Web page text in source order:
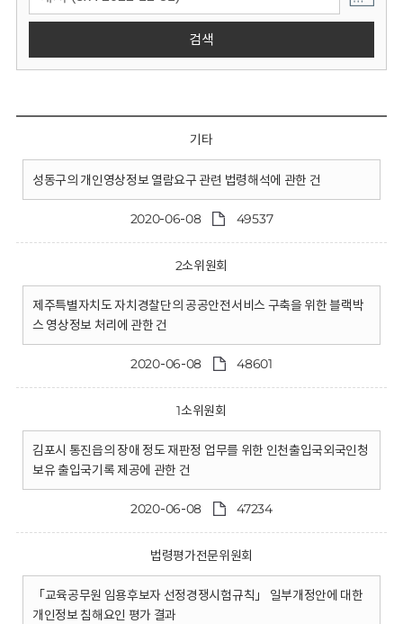
검색
기타
성동구의 개인영상정보 열람요구 관련 법령해석에 관한 건
2020-06-08 49537
2소위원회
제주특별자치도 자치경찰단의 공공안전서비스 구축을 위한 블랙박
스 영상정보 처리에 관한 건
2020-06-08 48601
1소위원회
김포시 통진읍의 장애 정도 재판정 업무를 위한 인천출입국외국인청
보유 출입국기록 제공에 관한 건
2020-06-08 47234
법령평가전문위원회
「교육공무원 임용후보자 선정경쟁시험규칙」 일부개정안에 대한
개인정보 침해요인 평가 결과